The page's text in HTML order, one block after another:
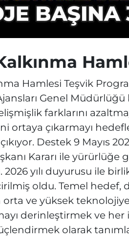
Hamlesi Teşvik
Genel
farklarını
ortaya çıkarmayı
Destek 9 Mayıs
Kararı ile yürürlüğe
2026 yılı duyurusu ile
oldu. Temel hedef,
orta ve yüksek
derinleştirmek ve
olarak